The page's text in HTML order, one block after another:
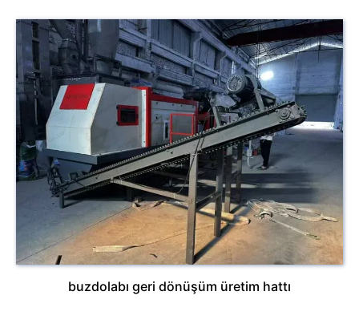
buzdolabı geri dönüşüm üretim hattı